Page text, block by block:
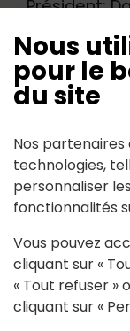
Nous
pour le
du site
Nos
technologies,
personnaliser
fonctionnalités
Vous pouvez
cliquant sur «
« Tout refuser »
cliquant sur «
Président:
Contact:
248